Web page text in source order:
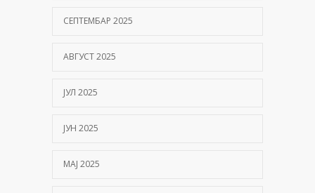
СЕПТЕМБАР 2025
АВГУСТ 2025
ЈУЛ 2025
ЈУН 2025
МАЈ 2025